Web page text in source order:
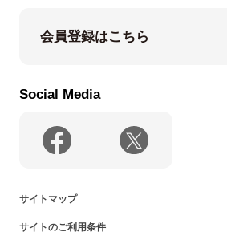
会員登録はこちら
Social Media
サイトマップ
サイトのご利用条件